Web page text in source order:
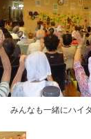
みんなも一緒にハイ